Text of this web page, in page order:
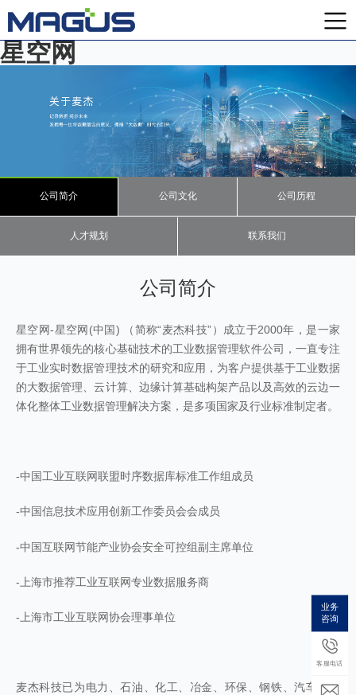
星空网
公司简介 公司文化 公司历程
人才规划 联系我们
公司简介
星空网-星空网(中国) （简称“麦杰科技”）成立于2000年，是一家
拥有世界领先的核心基础技术的工业数据管理软件公司，一直专注
于工业实时数据管理技术的研究和应用，为客户提供基于工业数据
的大数据管理、云计算、边缘计算基础构架产品以及高效的云边一
体化整体工业数据管理解决方案，是多项国家及行业标准制定者。
-中国工业互联网联盟时序数据库标准工作组成员
-中国信息技术应用创新工作委员会会成员
-中国互联网节能产业协会安全可控组副主席单位
- 上海市推荐工业互联网专业数据服务商
- 上海市工业互联网协会理事单位
麦杰科技已为电力、石油、化工、冶金、环保、钢铁、汽车、家
业务
咨询
客服电话